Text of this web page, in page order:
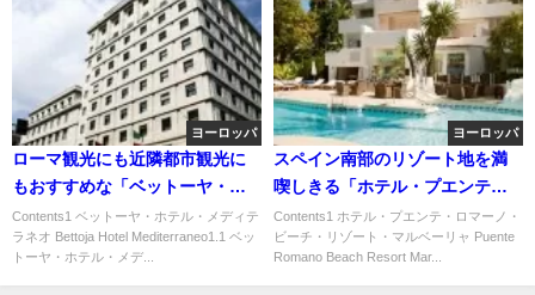
ヨーロッパ
ローマ観光にも近隣都市観光に
もおすすめな「ベットーヤ・ホ
テル・メディテラネオ」
Contents1 ベットーヤ・ホテル・メディテ
ラネオ Bettoja Hotel Mediterraneo1.1 ベッ
トーヤ・ホテル・メデ...
ヨーロッパ
スペイン南部のリゾート地を満
喫しきる「ホテル・プエンテ・
ロマーノ・ビーチ・リゾート・
マルベーリャ」
Contents1 ホテル・プエンテ・ロマーノ・
ビーチ・リゾート・マルベーリャ Puente
Romano Beach Resort Mar...